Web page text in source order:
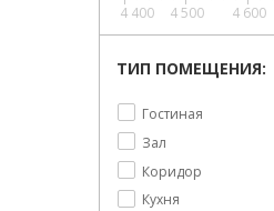
4 400 4 500 4 600
ТИП ПОМЕЩЕНИЯ:
Гостиная
Зал
Коридор
Кухня